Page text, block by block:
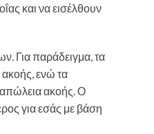
και να εισέλθουν
Για παράδειγμα, τα
ακοής, ενώ τα
απώλεια ακοής. Ο
για εσάς με βάση